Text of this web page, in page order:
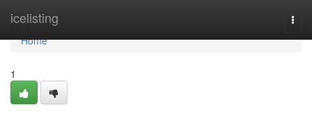
icelisting
Home
Home
1